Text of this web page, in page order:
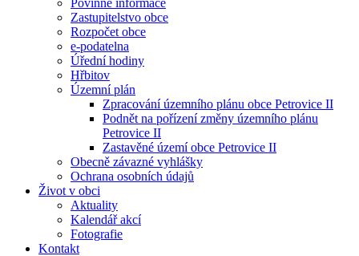
Povinné informace
Zastupitelstvo obce
Rozpočet obce
e-podatelna
Úřední hodiny
Hřbitov
Územní plán
Zpracování územního plánu obce Petrovice II
Podnět na pořízení změny územního plánu
Petrovice II
Zastavěné území obce Petrovice II
Obecně závazné vyhlášky
Ochrana osobních údajů
Život v obci
Aktuality
Kalendář akcí
Fotografie
Kontakt